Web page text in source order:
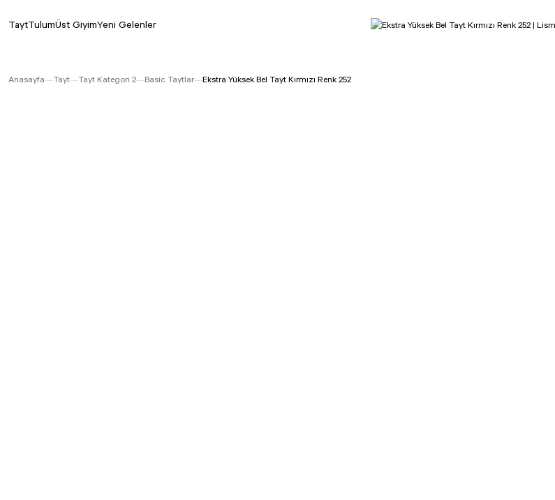
TaytTulumÜst GiyimYeni Gelenler
Anasayfa Tayt Tayt Kategori 2 Basic Taytlar Ekstra Yüksek Bel Tayt Kırmızı Renk 252